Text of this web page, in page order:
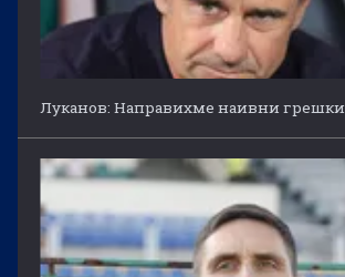
Луканов: Направихме наивни грешки